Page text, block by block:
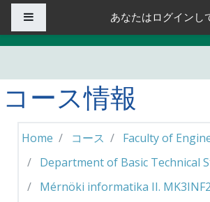
メインコンテンツへスキップする
あなたはログインし
コース情報
Home コース
Faculty of
Department of Basic Technical
Mérnöki informatika II.